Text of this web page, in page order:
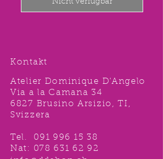
Kontakt
Atelier Dominique D'Angelo
Via a la Camana 34
6827 Brusino Arsizio, TI,
Svizzera
Tel. 091 996 15 38
Nat: 078 631 62 92